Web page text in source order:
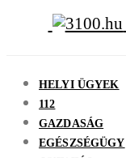
HELYI ÜGYEK
112
GAZDASÁG
EGÉSZSÉGÜGY